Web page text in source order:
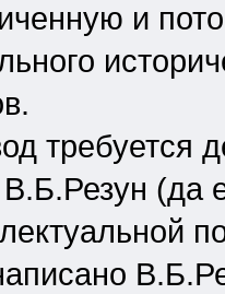
и
требуется
В.Б.Резун (да